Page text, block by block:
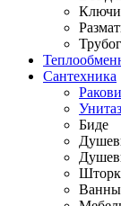
Ключи
Сантехника
Биде
Ванны